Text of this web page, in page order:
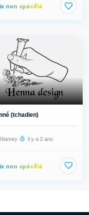
non spécifié
(tchadien)
Niamey il y a 2 ans
non spécifié